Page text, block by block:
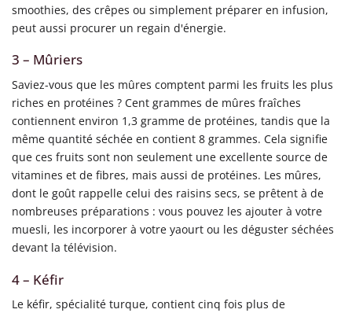
smoothies, des crêpes ou simplement préparer en infusion,
peut aussi procurer un regain d'énergie.
3 – Mûriers
Saviez-vous que les mûres comptent parmi les fruits les plus
riches en protéines ? Cent grammes de mûres fraîches
contiennent environ 1,3 gramme de protéines, tandis que la
même quantité séchée en contient 8 grammes. Cela signifie
que ces fruits sont non seulement une excellente source de
vitamines et de fibres, mais aussi de protéines. Les mûres,
dont le goût rappelle celui des raisins secs, se prêtent à de
nombreuses préparations : vous pouvez les ajouter à votre
muesli, les incorporer à votre yaourt ou les déguster séchées
devant la télévision.
4 – Kéfir
Le kéfir, spécialité turque, contient cinq fois plus de